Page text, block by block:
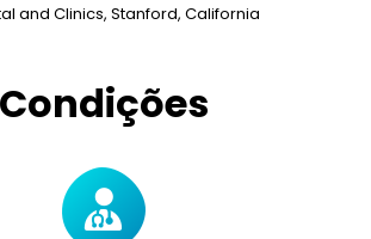
and Clinics, Stanford, California
Condições